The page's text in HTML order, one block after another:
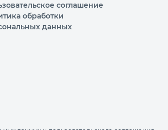
соглашение
обработки
данных